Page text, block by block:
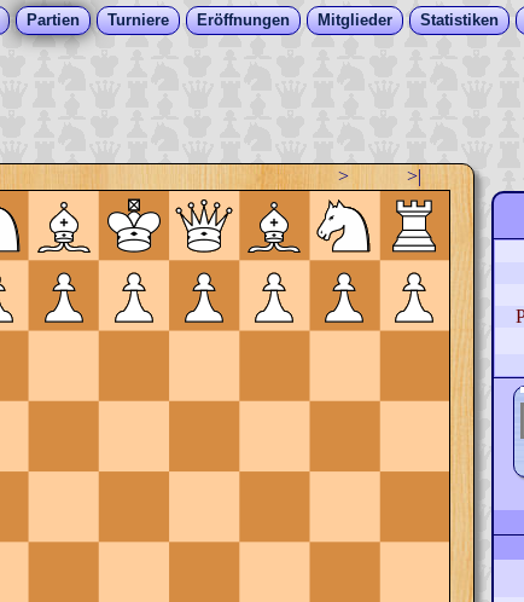
Partien Turniere Eröffnungen Mitglieder Statistiken
> >|